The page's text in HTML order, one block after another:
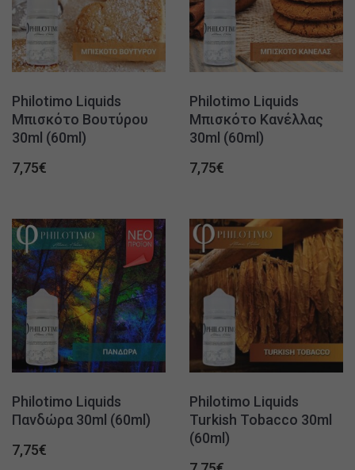
Philotimo Liquids
Μπισκότο Βουτύρου
30ml (60ml)
7,75€
Philotimo Liquids
Μπισκότο Κανέλλας
30ml (60ml)
7,75€
Philotimo Liquids
Πανδώρα 30ml (60ml)
7,75€
Philotimo Liquids
Turkish Tobacco 30ml
(60ml)